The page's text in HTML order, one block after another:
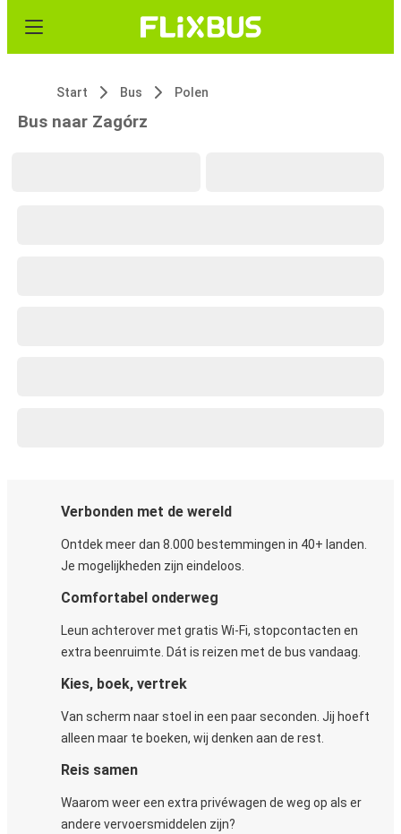
Start Bus Polen
Bus naar Zagórz
Verbonden met de wereld
Ontdek meer dan 8.000 bestemmingen in 40+ landen.
Je mogelijkheden zijn eindeloos.
Comfortabel onderweg
Leun achterover met gratis Wi-Fi, stopcontacten en
extra beenruimte. Dát is reizen met de bus vandaag.
Kies, boek, vertrek
Van scherm naar stoel in een paar seconden. Jij hoeft
alleen maar te boeken, wij denken aan de rest.
Reis samen
Waarom weer een extra privéwagen de weg op als er
andere vervoersmiddelen zijn?